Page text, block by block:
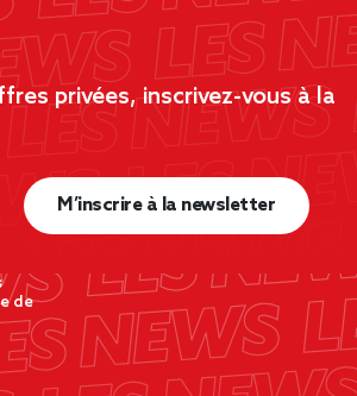
privées, inscrivez-vous à la
de
M’inscrire à la newsletter